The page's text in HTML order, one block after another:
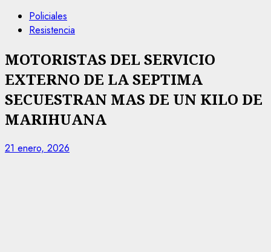
Policiales
Resistencia
MOTORISTAS DEL SERVICIO
EXTERNO DE LA SEPTIMA
SECUESTRAN MAS DE UN KILO DE
MARIHUANA
21 enero, 2026